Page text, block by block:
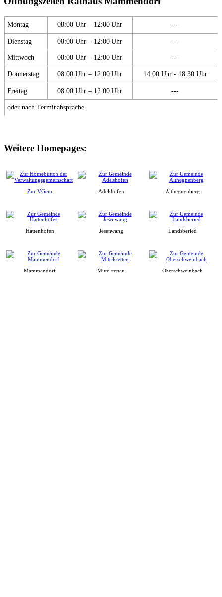
Montag 08:00 Uhr – 12:00 Uhr ---
Dienstag 08:00 Uhr – 12:00 Uhr ---
Mittwoch 08:00 Uhr – 12:00 Uhr ---
Donnerstag 08:00 Uhr – 12:00 Uhr 14:00 Uhr - 18:30 Uhr
Freitag 08:00 Uhr – 12:00 Uhr ---
oder nach Terminabsprache
Weitere Homepages:
Zur VGem Adelshofen Althegnenberg
Hattenhofen Jesenwang Landsberied
Mammendorf Mittelstetten Oberschweinbach